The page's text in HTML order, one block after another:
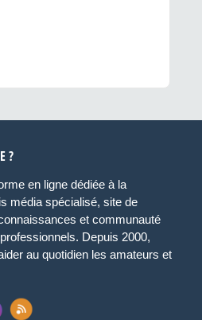
?
en ligne dédiée à la
média spécialisé, site de
et communauté
Depuis 2000,
au quotidien les amateurs et